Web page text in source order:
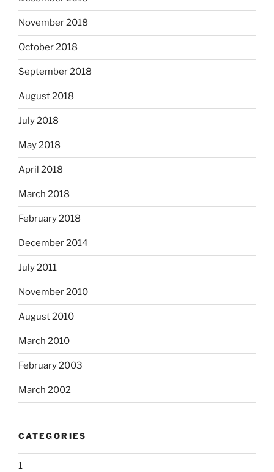
November 2018
October 2018
September 2018
August 2018
July 2018
May 2018
April 2018
March 2018
February 2018
December 2014
July 2011
November 2010
August 2010
March 2010
February 2003
March 2002
CATEGORIES
1